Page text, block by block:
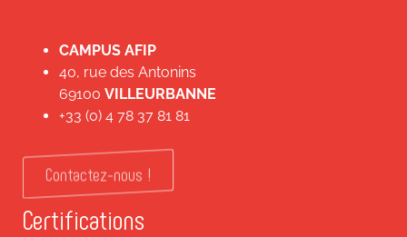
CAMPUS AFIP
40, rue des Antonins
69100 VILLEURBANNE
+33 (0) 4 78 37 81 81
Contactez-nous !
Certifications